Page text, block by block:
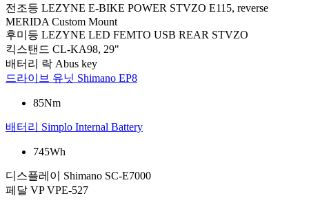
전조등 LEZYNE E-BIKE POWER STVZO E115, reverse
MERIDA Custom Mount
후미등 LEZYNE LED FEMTO USB REAR STVZO
킥스탠드 CL-KA98, 29"
배터리 락 Abus key
드라이브 유닛 Shimano EP8
85Nm
배터리 Simplo Internal Battery
745Wh
디스플레이
Shimano SC-E7000
페달 VP VPE-527